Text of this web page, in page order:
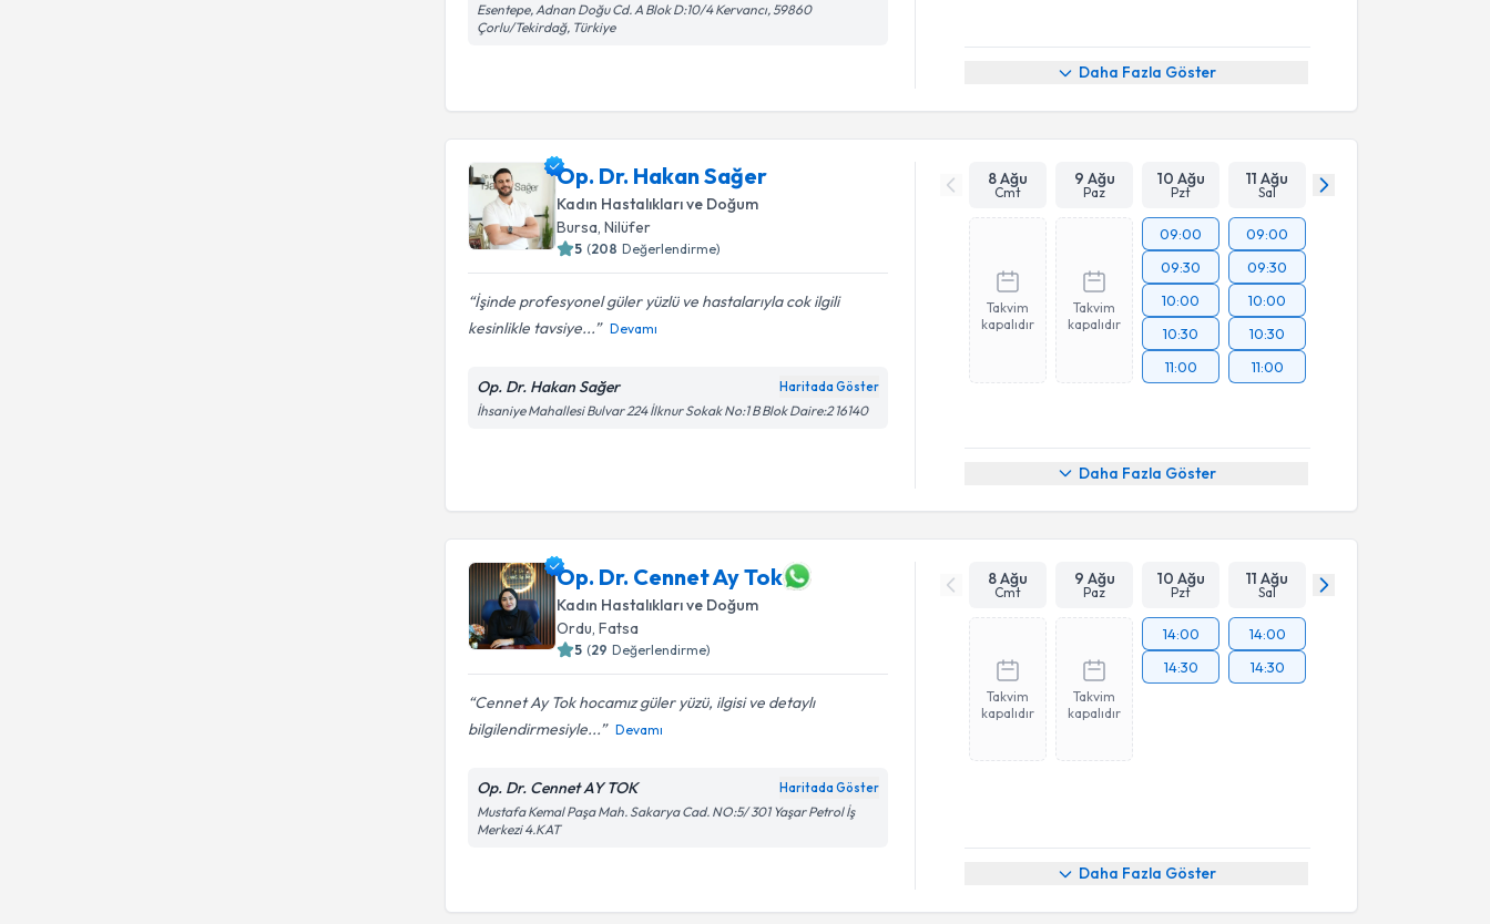
Esentepe, Adnan Doğu Cd. A Blok D:10/4 Kervancı, 59860
Çorlu/Tekirdağ, Türkiye
Daha Fazla Göster
Op. Dr. Hakan Sağer
Kadın Hastalıkları ve Doğum
Bursa , Nilüfer
5 (208 Değerlendirme)
İşinde profesyonel güler yüzlü ve hastalarıyla cok ilgili
kesinlikle tavsiye...
Devamı
Op. Dr. Hakan Sağer Haritada Göster
İhsaniye Mahallesi Bulvar 224 İlknur Sokak No:1 B Blok Daire:2 16140
8 Ağu
Cmt
9 Ağu
Paz
10 Ağu
Pzt
11 Ağu
Sal
Takvim
kapalıdır
Takvim
kapalıdır
09:00
09:30
10:00
10:30
11:00
09:00
09:30
10:00
10:30
11:00
Daha Fazla Göster
Op. Dr. Cennet Ay Tok
Kadın Hastalıkları ve Doğum
Ordu, Fatsa
5 (29 Değerlendirme)
Cennet Ay Tok hocamız güler yüzü, ilgisi ve detaylı
bilgilendirmesiyle...
Devamı
Op. Dr. Cennet AY TOK Haritada Göster
Mustafa Kemal Paşa Mah. Sakarya Cad. NO:5/ 301 Yaşar Petrol İş
Merkezi 4.KAT
8 Ağu
Cmt
9 Ağu
Paz
10 Ağu
Pzt
11 Ağu
Sal
Takvim
kapalıdır
Takvim
kapalıdır
14:00
14:30
14:00
14:30
Daha Fazla Göster